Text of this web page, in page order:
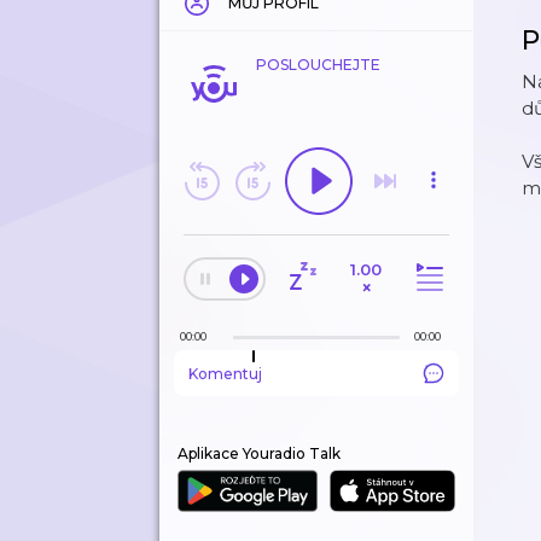
POSLOUCHEJTE
1.00
×
00:00 00:00
Komentuj
Aplikace Youradio Talk